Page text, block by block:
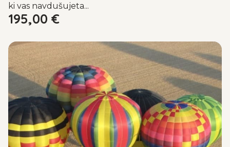
ki vas navdušujeta...
195,00 €